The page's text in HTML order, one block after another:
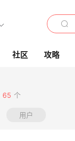
社区 攻略
65 个
用户